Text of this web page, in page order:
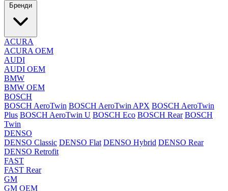
Бренди
ACURA
ACURA OEM
AUDI
AUDI OEM
BMW
BMW OEM
BOSCH
BOSCH AeroTwin BOSCH AeroTwin APX BOSCH AeroTwin
Plus BOSCH AeroTwin U BOSCH Eco BOSCH Rear BOSCH
Twin
DENSO
DENSO Classic DENSO Flat DENSO Hybrid DENSO Rear
DENSO Retrofit
FAST
FAST Rear
GM
GM OEM